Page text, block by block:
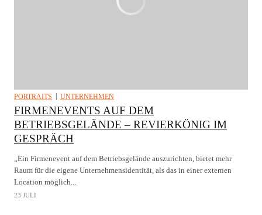
PORTRAITS UNTERNEHMEN
FIRMENEVENTS AUF DEM
BETRIEBSGELÄNDE – REVIERKÖNIG IM
GESPRÄCH
„Ein Firmenevent auf dem Betriebsgelände auszurichten, bietet mehr
Raum für die eigene Unternehmensidentität, als das in einer externen
Location möglich...
23 JULI